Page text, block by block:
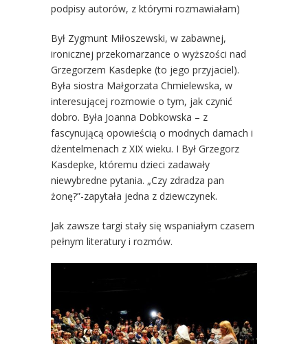
podpisy autorów, z którymi rozmawiałam)
Był Zygmunt Miłoszewski, w zabawnej,
ironicznej przekomarzance o wyższości nad
Grzegorzem Kasdepke (to jego przyjaciel).
Była siostra Małgorzata Chmielewska, w
interesującej rozmowie o tym, jak czynić
dobro. Była Joanna Dobkowska – z
fascynującą opowieścią o modnych damach i
dżentelmenach z XIX wieku. I Był Grzegorz
Kasdepke, któremu dzieci zadawały
niewybredne pytania. „Czy zdradza pan
żonę?”-zapytała jedna z dziewczynek.
Jak zawsze targi stały się wspaniałym czasem
pełnym literatury i rozmów.